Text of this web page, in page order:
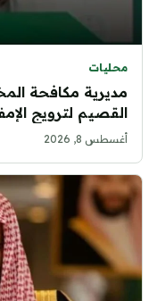
محليات
مديرية مكافحة
القصيم لترويج
أغسطس 8, 2026